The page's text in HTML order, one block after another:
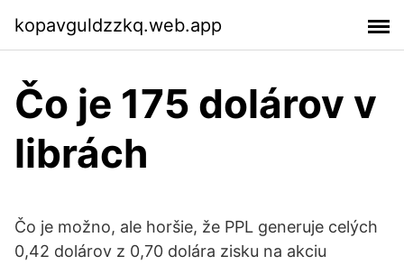
kopavguldzzkq.web.app
Čo je 175 dolárov v
librách
Čo je možno, ale horšie, že PPL generuje celých
0,42 dolárov z 0,70 dolára zisku na akciu